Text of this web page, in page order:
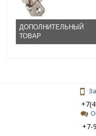
ДОПОЛНИТЕЛЬНЫЙ
ТОВАР
+7-